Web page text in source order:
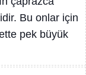
Bu onlar için
pek büyük